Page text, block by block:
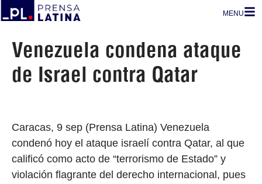
MENU
Venezuela condena ataque
de Israel contra Qatar
Caracas, 9 sep (Prensa Latina) Venezuela
condenó hoy el ataque israelí contra Qatar, al que
calificó como acto de “terrorismo de Estado” y
violación flagrante del derecho internacional, pues